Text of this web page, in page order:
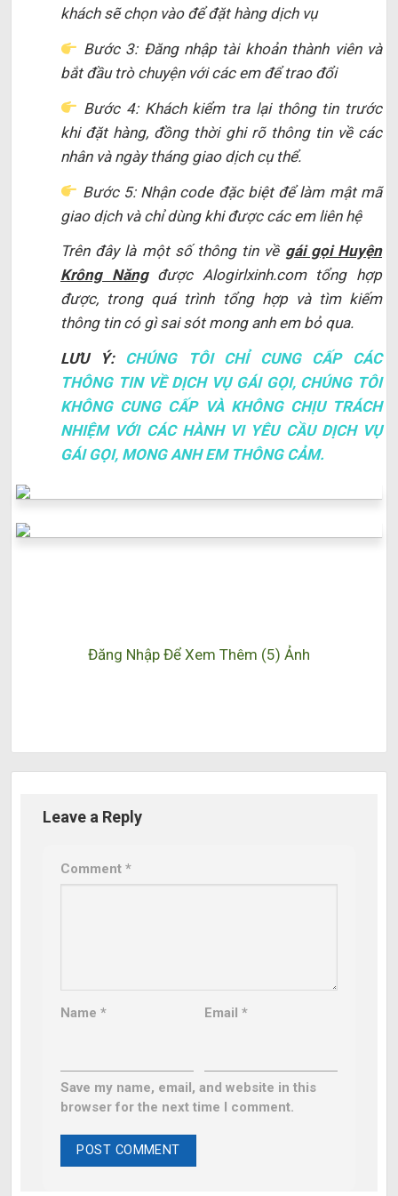
khách sẽ chọn vào để đặt hàng dịch vụ
Bước 3: Đăng nhập tài khoản thành viên và
bắt đầu trò chuyện với các em để trao đổi
Bước 4: Khách kiểm tra lại thông tin trước
khi đặt hàng, đồng thời ghi rõ thông tin về các
nhân và ngày tháng giao dịch cụ thể.
Bước 5: Nhận code đặc biệt để làm mật mã
giao dịch và chỉ dùng khi được các em liên hệ
Trên đây là một số thông tin về gái gọi Huyện
Krông Năngđược Alogirlxinh.com tổng hợp
được, trong quá trình tổng hợp và tìm kiếm
thông tin có gì sai sót mong anh em bỏ qua.
LƯU Ý: CHÚNG TÔI CHỈ CUNG CẤP CÁC
THÔNG TIN VỀ DỊCH VỤ GÁI GỌI, CHÚNG TÔI
KHÔNG CUNG CẤP VÀ KHÔNG CHỊU TRÁCH
NHIỆM VỚI CÁC HÀNH VI YÊU CẦU DỊCH VỤ
GÁI GỌI, MONG ANH EM THÔNG CẢM.
Đăng Nhập Để Xem Thêm (5) Ảnh
Leave a Reply
Comment *
Name * Email*
Save my name, email, and website in this
browser for the next time I comment.